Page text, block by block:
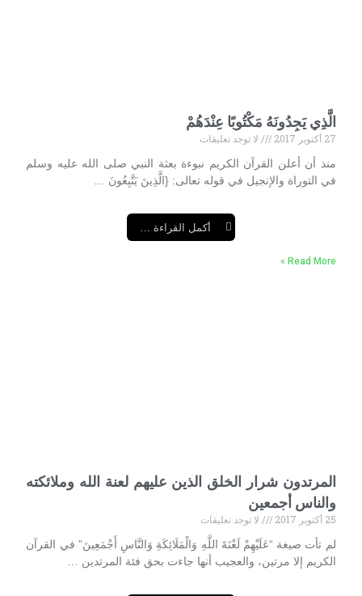
الَّذِي يَجِدُونَهُ مَكْتُوبًا عِنْدَهُمْ
27 أكتوبر 2017
لا توجد تعليقات
منذ أن أعلن القرآن الكريم نبوءة بعثة النبي صلى الله عليه وسلم
في التوراة والإنجيل في قوله تعالى: {الَّذِينَ يَتَّبِعُونَ …
أكمل القراءة …
Read More »
المرتدون شرار الخلق الذين عليهم لعنة الله وملائكته
والناس أجمعين
25 أكتوبر 2017
لا توجد تعليقات
لم تأت صيغة “عَلَيْهِمْ لَعْنَةَ اللَّهِ وَالْمَلَائِكَةِ وَالنَّاسِ أَجْمَعِينَ” في القرآن
الكريم إلا مرتين، والعجيب أنها جاءت بحق فئة المرتدين …